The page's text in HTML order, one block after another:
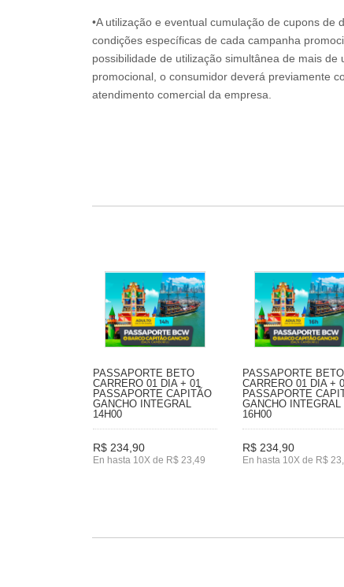
•A utilização e eventual cumulação de cupons de
condições específicas de cada campanha
possibilidade de utilização simultânea de mais de
promocional, o consumidor deverá previamente
atendimento comercial da empresa.
PASSAPORTE BETO
CARRERO 01 DIA + 01
PASSAPORTE CAPITÃO
GANCHO INTEGRAL
14H00
R$ 234,90
En hasta 10X de R$ 23,49
PASSAPORTE BETO
CARRERO 01 DIA +
PASSAPORTE
GANCHO INTEGRAL
16H00
R$ 234,90
En hasta 10X de R$